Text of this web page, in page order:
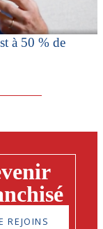
à 50 % de
REJOINS